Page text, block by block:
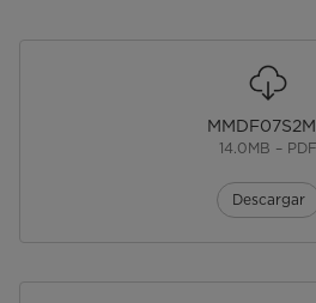
14.0MB – PDF
Descargar